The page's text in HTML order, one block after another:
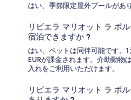
はい、季節限定屋外プールがあ
リビエラ マリオット ラ ポ
宿泊できますか ?
はい、ペットは同伴可能です。
EURが課金されます。介助動物
入れをご利用いただけます。
リビエラ マリオット ラ ポ